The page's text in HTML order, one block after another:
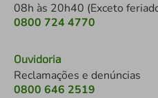
08h às 20h40 (Exceto
0800 724 4770
Ouvidoria
Reclamações e denúncias
0800 646 2519